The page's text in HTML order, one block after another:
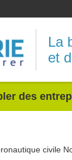
La
et
des
civile